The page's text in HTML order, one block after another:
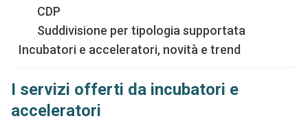
CDP
Suddivisione per tipologia supportata
Incubatori e acceleratori, novità e trend
I servizi offerti da incubatori e
acceleratori